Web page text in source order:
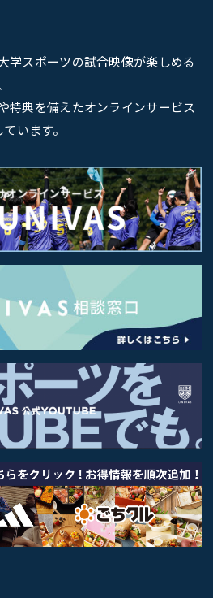
学スポーツの試合映像が楽しめる
特典を備えたオンラインサービス
います。